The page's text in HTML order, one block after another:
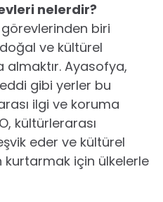
nelerdir?
görevlerinden biri
ve kültürel
almaktır. Ayasofya,
gibi yerler bu
ilgi ve koruma
kültürlerarası
eder ve kültürel
kurtarmak için ülkelerle